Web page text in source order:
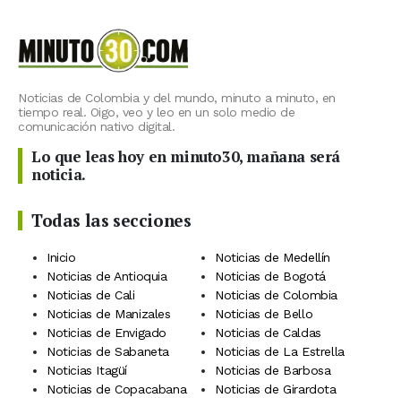
Noticias de Colombia y del mundo, minuto a minuto, en
tiempo real. Oigo, veo y leo en un solo medio de
comunicación nativo digital.
Lo que leas hoy en minuto30, mañana será
noticia.
Todas las secciones
Inicio
Noticias de Medellín
Noticias de Antioquia
Noticias de Bogotá
Noticias de Cali
Noticias de Colombia
Noticias de Manizales
Noticias de Bello
Noticias de Envigado
Noticias de Caldas
Noticias de Sabaneta
Noticias de La Estrella
Noticias Itagüí
Noticias de Barbosa
Noticias de Copacabana
Noticias de Girardota